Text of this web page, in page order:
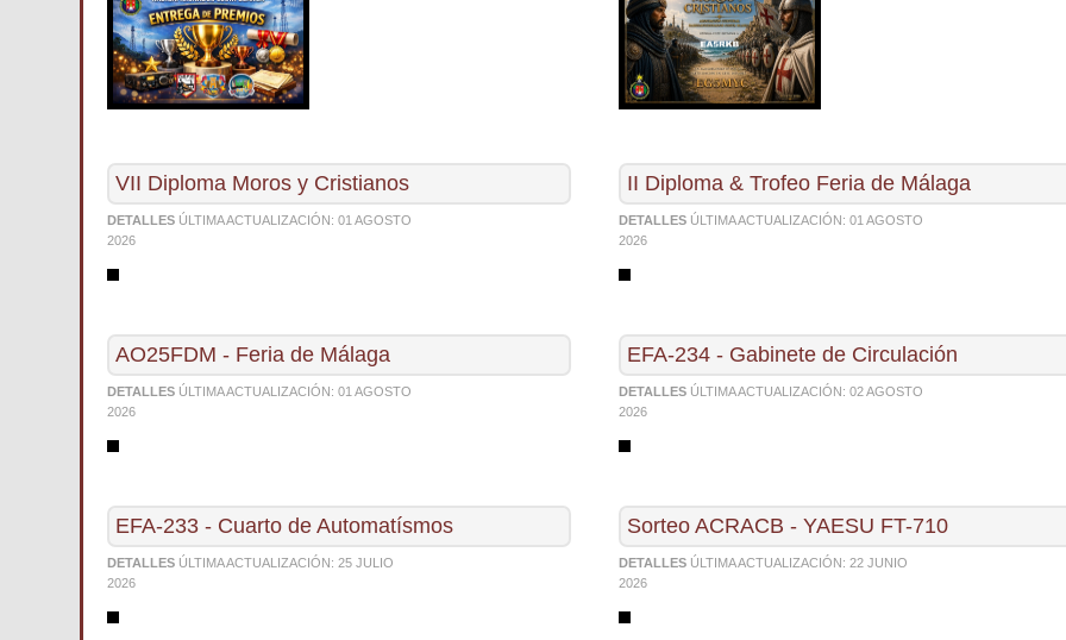
VII Diploma Moros y Cristianos
DETALLES ÚLTIMA ACTUALIZACIÓN: 01 AGOSTO
2026
II Diploma & Trofeo Feria de Málaga
DETALLES ÚLTIMA ACTUALIZACIÓN: 01 AGOSTO
2026
AO25FDM - Feria de Málaga
DETALLES ÚLTIMA ACTUALIZACIÓN: 01 AGOSTO
2026
EFA-234 - Gabinete de Circulación
DETALLES ÚLTIMA ACTUALIZACIÓN: 02 AGOSTO
2026
EFA-233 - Cuarto de Automatísmos
DETALLES ÚLTIMA ACTUALIZACIÓN: 25 JULIO
2026
Sorteo ACRACB - YAESU FT-710
DETALLES ÚLTIMA ACTUALIZACIÓN: 22 JUNIO
2026